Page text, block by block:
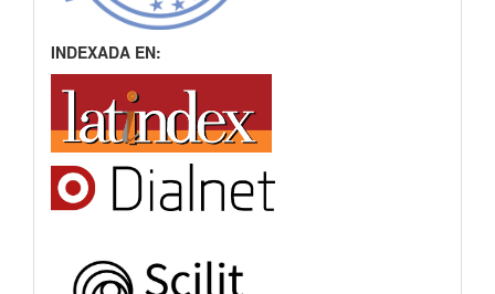
INDEXADA EN: